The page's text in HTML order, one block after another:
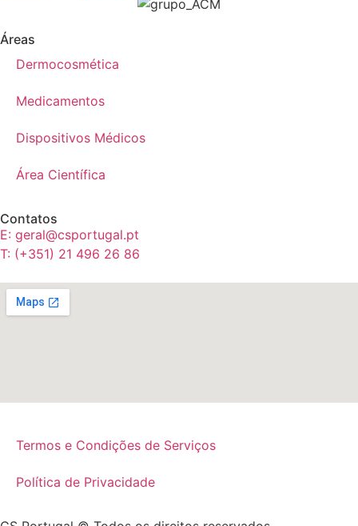
Áreas
Dermocosmética
Medicamentos
Dispositivos Médicos
Área Científica
Contatos
E: geral@csportugal.pt
T: (+351) 21 496 26 86
Termos e Condições de Serviços
Política de Privacidade